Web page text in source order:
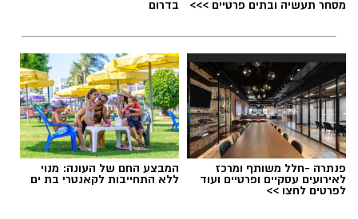
מסחר תעשיה ובתים פרטיים >>> בדרום
פנתרה -חלל משותף ומרכז
לאירועים עסקיים ופרטיים ועוד
לפרטים לחצו >>
המבצע החם של העונה: מנוי
ללא התחייבות לקאנטרי בת ים